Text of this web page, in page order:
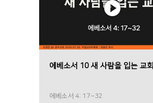
에베소서 10 새 사람을 입는 교회
에베소서 4: 17~32